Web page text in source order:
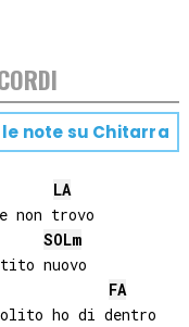
note su Chitarra
LA
non trovo
SOLm
nuovo
FA
ho di dentro